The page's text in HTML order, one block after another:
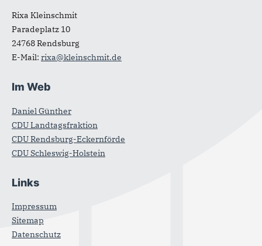
Rixa Kleinschmit
Paradeplatz 10
24768Rendsburg
E-Mail: rixa@kleinschmit.de
Im Web
Daniel Günther
CDU Landtagsfraktion
CDU Rendsburg-Eckernförde
CDU Schleswig-Holstein
Links
Impressum
Sitemap
Datenschutz